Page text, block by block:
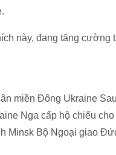
này, đang tăng cường
miền Đông Ukraine
Nga cấp hộ chiếu cho
Minsk Bộ Ngoại giao